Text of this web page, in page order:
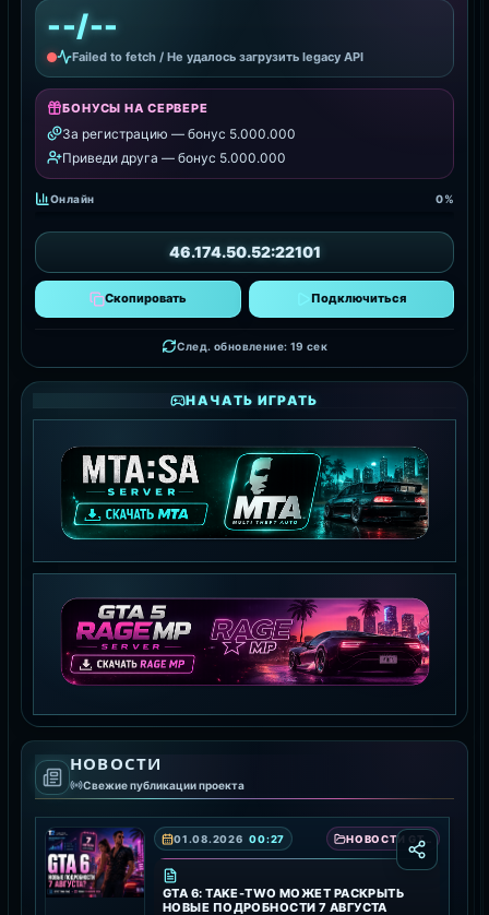
--/--
Failed to fetch / Не удалось загрузить legacy API
БОНУСЫ НА СЕРВЕРЕ
За регистрацию — бонус 5.000.000
Приведи друга — бонус 5.000.000
Онлайн 0%
46.174.50.52:22101
Скопировать Подключиться
След. обновление: 17 сек
НАЧАТЬ ИГРАТЬ
MTA:SA SERVER
СКАЧАТЬ MTA
GTA 5 RAGE MP
СКАЧАТЬ RAGE MP
НОВОСТИ
Свежие публикации проекта
01.08.2026 00:27 НОВОСТИ GTA 6 — ДАТА ВЫХОДА, ТРЕЙЛЕРЫ И ПОДРОБНОСТИ ИГРЫ
GTA 6: TAKE-TWO МОЖЕТ РАСКРЫТЬ
НОВЫЕ ПОДРОБНОСТИ 7 АВГУСТА